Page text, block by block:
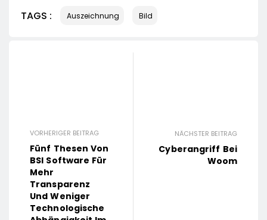
TAGS : Auszeichnung Bild
VORHERIGER BEITRAG
Fünf Thesen Von
BSI Software Für
Mehr
Transparenz
Und Weniger
Technologische
NÄCHSTER BEITRAG
Cyberangriff Bei
Woom